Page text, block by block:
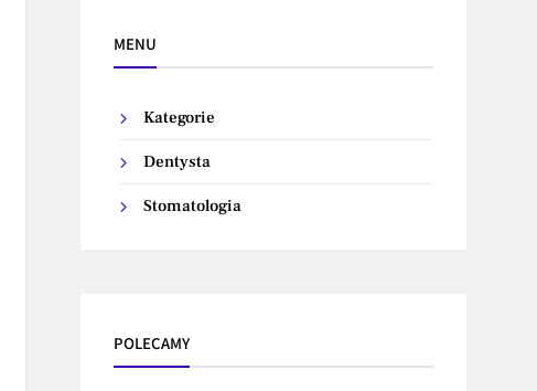
MENU
Kategorie
Dentysta
Stomatologia
POLECAMY